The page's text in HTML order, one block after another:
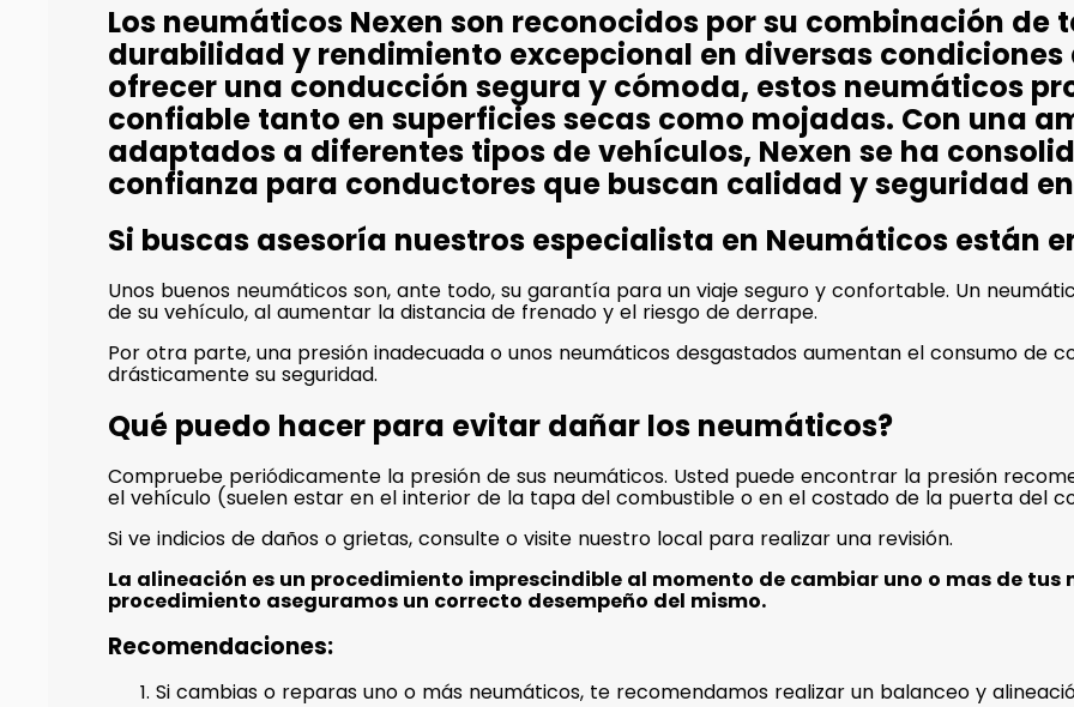
Los neumáticos Nexen son reconocidos por su combinación
durabilidad y rendimiento excepcional en diversas condiciones
ofrecer una conducción segura y cómoda, estos neumáticos
confiable tanto en superficies secas como mojadas. Con una
adaptados a diferentes tipos de vehículos, Nexen se ha
confianza para conductores que buscan calidad y seguridad
Si buscas asesoría nuestros especialista en Neumáticos están
Unos buenos neumáticos son, ante todo, su garantía para un viaje seguro y confortable. Un
de su vehículo, al aumentar la distancia de frenado y el riesgo de derrape.
Por otra parte, una presión inadecuada o unos neumáticos desgastados aumentan el consumo de
drásticamente su seguridad.
Qué puedo hacer para evitar dañar los neumáticos?
Compruebe periódicamente la presión de sus neumáticos. Usted puede encontrar la presión
el vehículo (suelen estar en el interior de la tapa del combustible o en el costado de la puerta del
Si ve indicios de daños o grietas, consulte o visite nuestro local para realizar una revisión.
La alineación es un procedimiento imprescindible al momento de cambiar uno o mas de tus
procedimiento aseguramos un correcto desempeño del mismo.
Recomendaciones:
Si cambias o reparas uno o más neumáticos, te recomendamos realizar un balanceo y